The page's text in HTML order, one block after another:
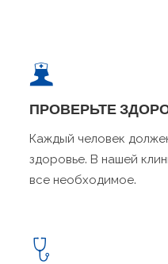
ПРОВЕРЬТЕ
Каждый человек
здоровье. В нашей
все необходимое.